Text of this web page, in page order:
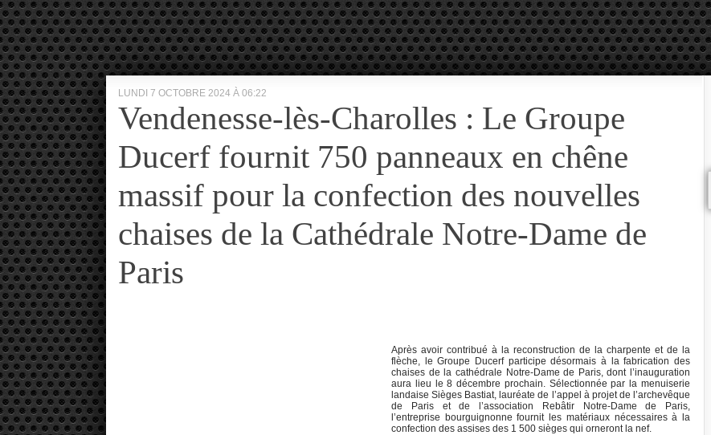
LUNDI 7 OCTOBRE 2024 À 06:22
Vendenesse-lès-Charolles : Le Groupe
Ducerf fournit 750 panneaux en chêne
massif pour la confection des nouvelles
chaises de la Cathédrale Notre-Dame de
Paris
Après avoir contribué à la reconstruction de la charpente et de la
flèche, le Groupe Ducerf participe désormais à la fabrication des
chaises de la cathédrale Notre-Dame de Paris, dont l’inauguration
aura lieu le 8 décembre prochain. Sélectionnée par la menuiserie
landaise Sièges Bastiat, lauréate de l’appel à projet de l’archevêque
de Paris et de l’association Rebâtir Notre-Dame de Paris,
l’entreprise bourguignonne fournit les matériaux nécessaires à la
confection des assises des 1 500 sièges qui orneront la nef.